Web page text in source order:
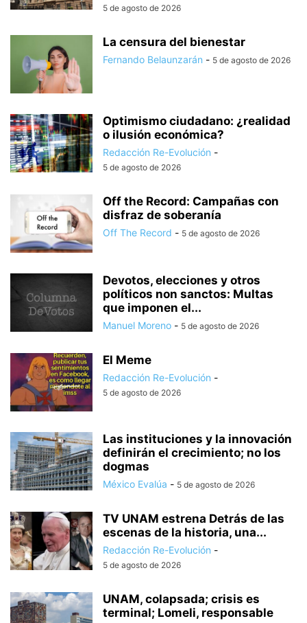
5 de agosto de 2026
La censura del bienestar
Fernando Belaunzarán - 5 de agosto de 2026
Optimismo ciudadano: ¿realidad
o ilusión económica?
Redacción Re-Evolución -
5 de agosto de 2026
Off the Record: Campañas con
disfraz de soberanía
Off The Record - 5 de agosto de 2026
Devotos, elecciones y otros
políticos non sanctos: Multas
que imponen el...
Manuel Moreno - 5 de agosto de 2026
El Meme
Redacción Re-Evolución -
5 de agosto de 2026
Las instituciones y la innovación
definirán el crecimiento; no los
dogmas
México Evalúa - 5 de agosto de 2026
TV UNAM estrena Detrás de las
escenas de la historia, una...
Redacción Re-Evolución -
5 de agosto de 2026
UNAM, colapsada; crisis es
terminal; Lomeli, responsable